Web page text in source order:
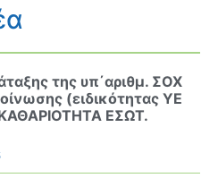
της υπ΄αριθμ. ΣΟΧ
(ειδικότητας ΥΕ
ΕΣΩΤ.